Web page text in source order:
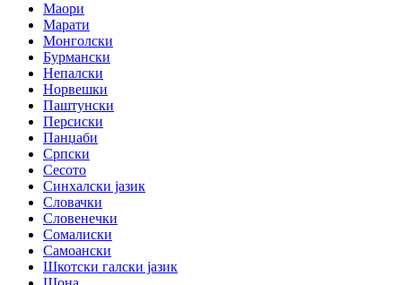
Маори
Марати
Монголски
Бурмански
Непалски
Норвешки
Паштунски
Персиски
Панџаби
Српски
Сесото
Синхалски јазик
Словачки
Словенечки
Сомалиски
Самоански
Шкотски галски јазик